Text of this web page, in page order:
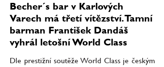
Becher´s bar v Karlových
Varech má třetí vítězství. Tamní
barman František Dandáš
vyhrál letošní World Class
Dle prestižní soutěže World Class je českým